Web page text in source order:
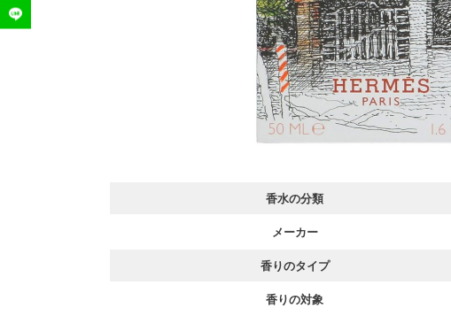
重ね合わせ① エルメス【ナイルの庭】
重ね合わせ② ジョーマローン【ピオニー＆ブ
6| 男性も付けやすいって本当？
8| 【まとめ】香水の分類
メーカー
香りのタイプ
香りの対象